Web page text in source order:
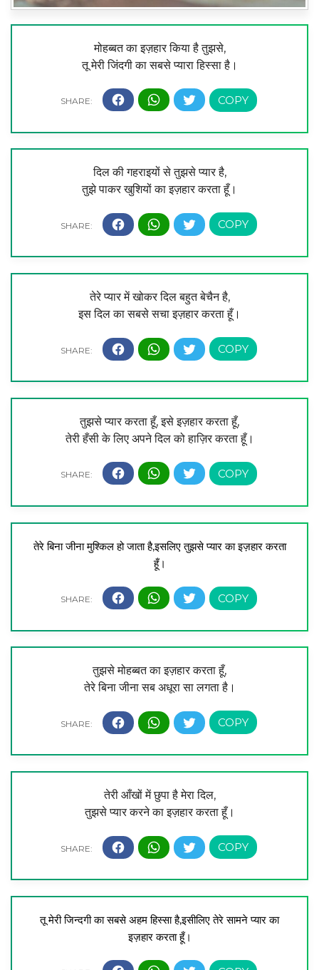
मोहब्बत का इज़हार किया है तुझसे,
तू मेरी जिंदगी का सबसे प्यारा हिस्सा है।
दिल की गहराइयों से तुझसे प्यार है,
तुझे पाकर खुशियों का इज़हार करता हूँ।
तेरे प्यार में खोकर दिल बहुत बेचैन है,
इस दिल का सबसे सचा इज़हार करता हूँ।
तुझसे प्यार करता हूँ, इसे इज़हार करता हूँ,
तेरी हँसी के लिए अपने दिल को हाज़िर करता हूँ।
तेरे बिना जीना मुश्किल हो जाता है,इसलिए तुझसे प्यार का इज़हार करता
हूँ।
तुझसे मोहब्बत का इज़हार करता हूँ,
तेरे बिना जीना सब अधूरा सा लगता है।
तेरी आँखों में छुपा है मेरा दिल,
तुझसे प्यार करने का इज़हार करता हूँ।
तू मेरी जिन्दगी का सबसे अहम हिस्सा है,इसीलिए तेरे सामने प्यार का
इज़हार करता हूँ।